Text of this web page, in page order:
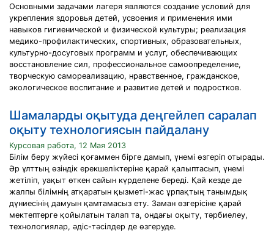
Основными задачами лагеря являются создание условий для
укрепления здоровья детей, усвоения и применения ими
навыков гигиенической и физической культуры; реализация
медико-профилактических, спортивных, образовательных,
культурно-досуговых программ и услуг, обеспечивающих
восстановление сил, профессиональное самоопределение,
творческую самореализацию, нравственное, гражданское,
экологическое воспитание и развитие детей и подростков.
Шамаларды оқытуда деңгейлеп саралап
оқыту технологиясын пайдалану
Курсовая работа, 12 Мая 2013
Білім беру жүйесі қоғаммен бірге дамып, үнемі өзгеріп отырады.
Әр ұлттың өзіндік ерекшеліктеріне қарай қалыптасып, үнемі
жетіліп, уақыт өткен сайын күрделене береді. Қай кезде де
жалпы білімнің атқаратын қызметі-жас ұрпақтың танымдық
дүниесінің дамуын қамтамасыз ету. Заман өзгерісіне қарай
мектептерге қойылатын талап та, ондағы оқыту, тәрбиелеу,
технологиялар, әдіс-тәсілдер де өзгеруде.